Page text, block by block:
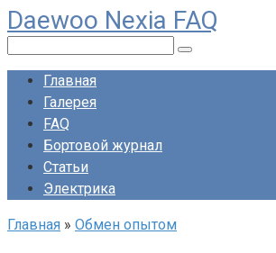
Перейти
к
контенту
Daewoo Nexia FAQ
Главная
Галерея
FAQ
Бортовой журнал
Статьи
Электрика
Главная » Обмен опытом